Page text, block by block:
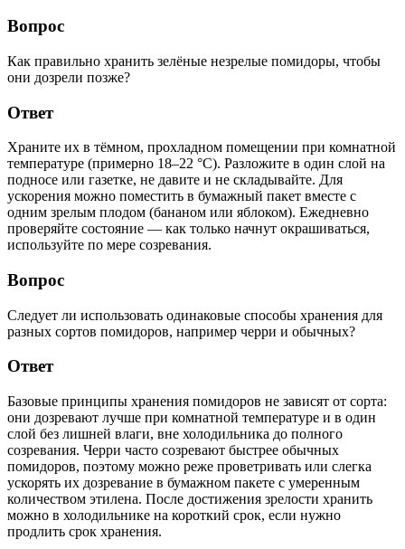
Вопрос
Как правильно хранить зелёные незрелые помидоры, чтобы
они дозрели позже?
Ответ
Храните их в тёмном, прохладном помещении при комнатной
температуре (примерно 18–22 °C). Разложите в один слой на
подносе или газетке, не давите и не складывайте. Для
ускорения можно поместить в бумажный пакет вместе с
одним зрелым плодом (бананом или яблоком). Ежедневно
проверяйте состояние — как только начнут окрашиваться,
используйте по мере созревания.
Вопрос
Следует ли использовать одинаковые способы хранения для
разных сортов помидоров, например черри и обычных?
Ответ
Базовые принципы хранения помидоров не зависят от сорта:
они дозревают лучше при комнатной температуре и в один
слой без лишней влаги, вне холодильника до полного
созревания. Черри часто созревают быстрее обычных
помидоров, поэтому можно реже проветривать или слегка
ускорять их дозревание в бумажном пакете с умеренным
количеством этилена. После достижения зрелости хранить
можно в холодильнике на короткий срок, если нужно
продлить срок хранения.